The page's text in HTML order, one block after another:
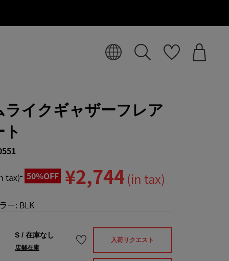
ライクギャザーフレア
tax) 50%OFF ¥2,744 (in tax)
ー: BLK
S/ 在庫なし
店舗在庫
入荷リクエスト